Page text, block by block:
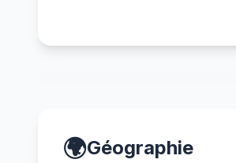
🌍Géographie